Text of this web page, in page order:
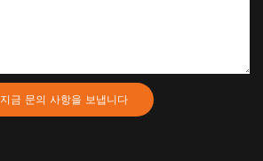
지금 문의 사항을 보냅니다